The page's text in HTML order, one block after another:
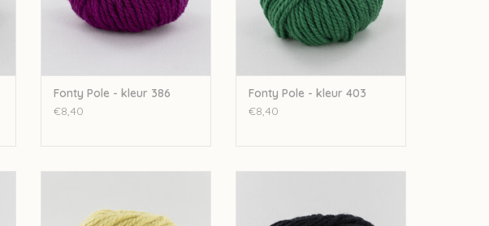
Fonty Pole - kleur 386
€8,40
Fonty Pole - kleur 403
€8,40